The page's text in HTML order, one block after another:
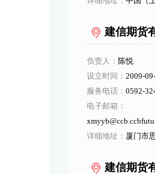
建信期货
负责人： 陈悦
设立时间： 2009-
服务电话： 0592-
电子邮箱：
详细地址： 厦门市
建信期货